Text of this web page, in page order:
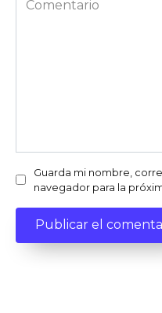
Guarda mi nombre,
navegador para la